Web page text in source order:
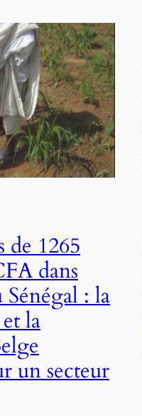
de 1265
dans
: la
la
un secteur